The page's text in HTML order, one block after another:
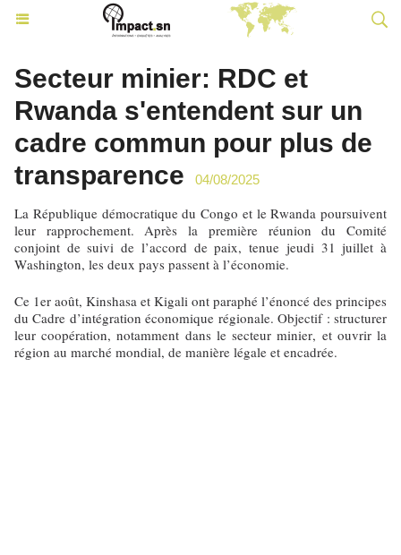
Secteur minier: RDC et
Rwanda s'entendent sur un
cadre commun pour plus de
transparence
04/08/2025
La République démocratique du Congo et le Rwanda poursuivent
leur rapprochement. Après la première réunion du Comité
conjoint de suivi de l’accord de paix, tenue jeudi 31 juillet à
Washington, les deux pays passent à l’économie.
Ce 1er août, Kinshasa et Kigali ont paraphé l’énoncé des principes
du Cadre d’intégration économique régionale. Objectif : structurer
leur coopération, notamment dans le secteur minier, et ouvrir la
région au marché mondial, de manière légale et encadrée.